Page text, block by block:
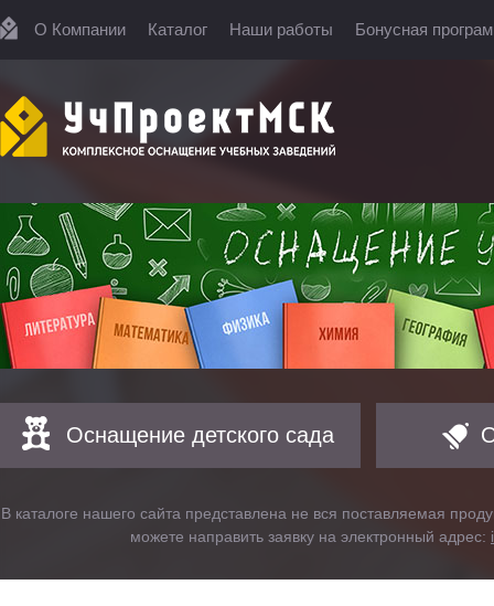
О Компании Каталог Наши работы Бонусная
Оснащение детского сада
В каталоге нашего сайта представлена не вся поставляемая
можете направить заявку на электронный адрес: